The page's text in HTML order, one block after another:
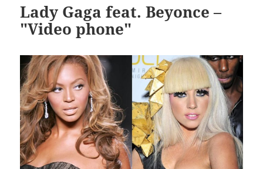
Lady Gaga feat. Beyonce –
"Video phone"